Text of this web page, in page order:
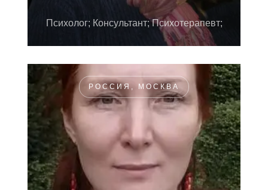
Психолог; Консультант; Психотерапевт;
РОССИЯ, МОСКВА